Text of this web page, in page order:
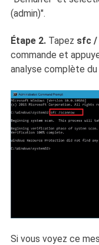
(admin)".
Étape 2.Tapez sfc /
commande et
analyse complète
Si vous voyez ce